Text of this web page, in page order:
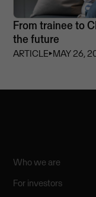
From trainee to
the future
ARTICLE⏵MAY 26,
Who we are
For investors